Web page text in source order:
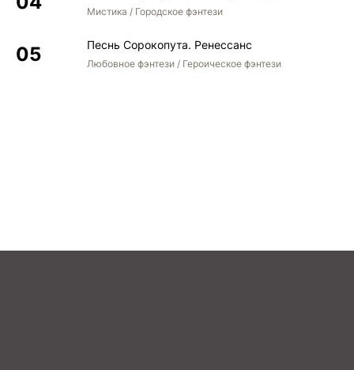
Мистика / Городское фэнтези
Песнь Сорокопута. Ренессанс
Любовное фэнтези / Героическое фэнтези